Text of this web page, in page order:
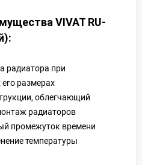
VIVAT RU-
радиатора при
размерах
облегчающий
радиаторов
промежуток времени
температуры